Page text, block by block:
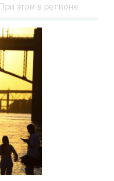
этом в регионе
из-за
опасности.